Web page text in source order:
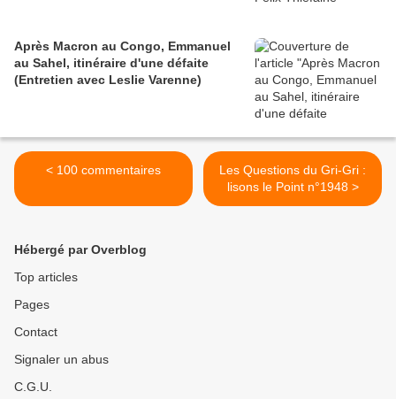
Après Macron au Congo, Emmanuel
au Sahel, itinéraire d'une défaite
(Entretien avec Leslie Varenne)
< 100 commentaires
Les Questions du Gri-Gri :
lisons le Point n°1948 >
Hébergé par Overblog
Top articles
Pages
Contact
Signaler un abus
C.G.U.